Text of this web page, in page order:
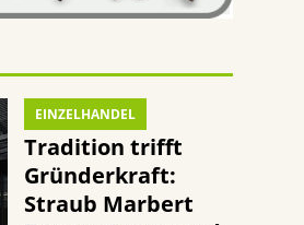
EINZELHANDEL
Tradition trifft
Gründerkraft:
Straub Marbert